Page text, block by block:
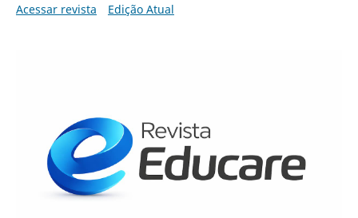
Acessar revista
Edição Atual